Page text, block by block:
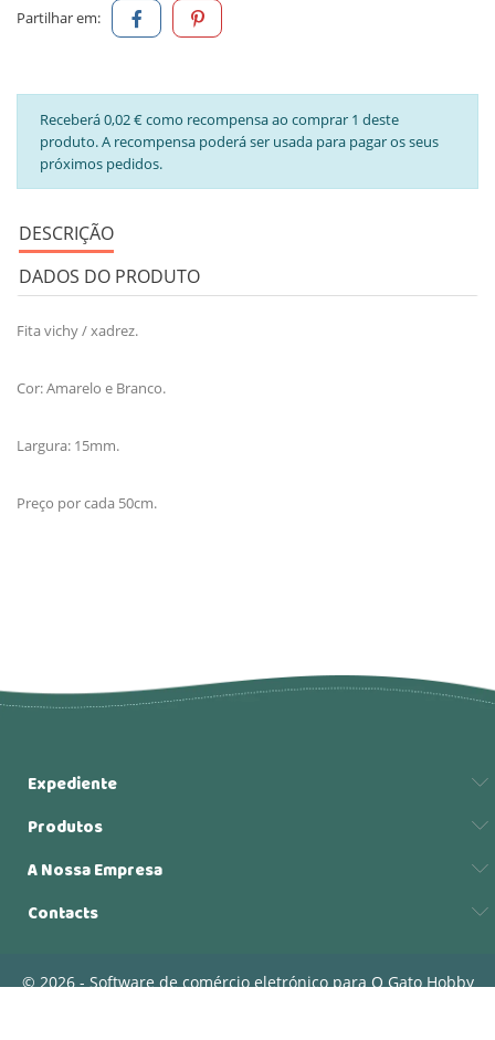
Partilhar em:
Receberá 0,02 € como recompensa ao comprar 1 deste
produto. A recompensa poderá ser usada para pagar os seus
próximos pedidos.
DESCRIÇÃO
DADOS DO PRODUTO
Fita vichy / xadrez.
Cor: Amarelo e Branco.
Largura: 15mm.
Preço por cada 50cm.
Expediente
Produtos
A Nossa Empresa
Contacts
© 2026 - Software de comércio eletrónico para O Gato Hobby